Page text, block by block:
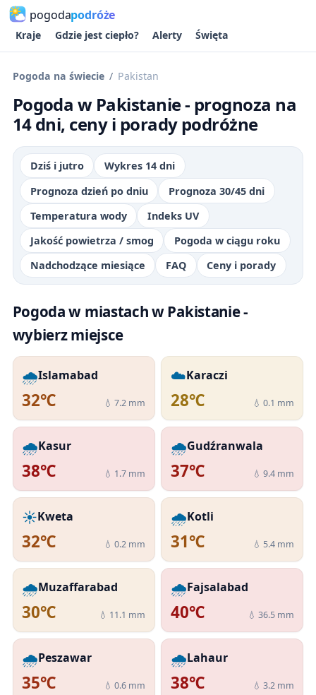
pogodapodróże
Kraje Gdzie jest ciepło? Alerty Święta
Pogoda na świecie Pakistan
Pogoda w Pakistanie - prognoza na
14 dni, ceny i porady podróżne
Dziś i jutro
Wykres 14 dni
Prognoza dzień po dniu
Prognoza 30/45 dni
Temperatura wody
Indeks UV
Jakość powietrza / smog
Pogoda w ciągu roku
Nadchodzące miesiące
FAQ Ceny i porady
Pogoda w miastach w Pakistanie -
wybierz miejsce
🌧️Islamabad
32℃ 💧 7.2 mm
☁️Karaczi
28℃ 💧 0.1 mm
🌧️Kasur
38℃ 💧 1.7 mm
🌧️Gudźranwala
37℃ 💧 9.4 mm
☀️Kweta
32℃ 💧 0.2 mm
🌧️Kotli
31℃ 💧 5.4 mm
🌧️Muzaffarabad
30℃ 💧 11.1 mm
🌧️Fajsalabad
40℃ 💧 36.5 mm
🌧️Peszawar
35℃ 💧 0.6 mm
🌧️Lahaur
38℃ 💧 3.2 mm